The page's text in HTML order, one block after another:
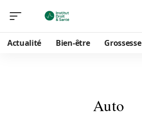
Actualité Bien-être Grossesse
Auto